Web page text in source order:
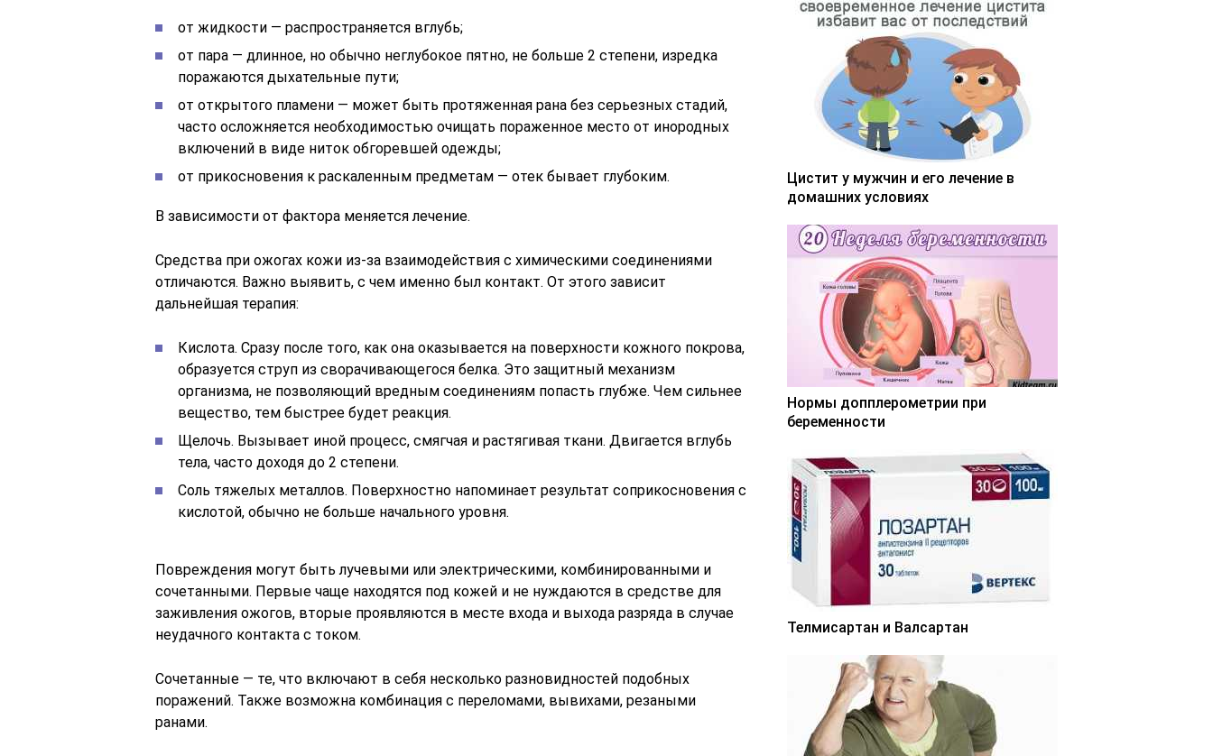
от жидкости — распространяется вглубь;
от пара — длинное, но обычно неглубокое пятно, не больше 2 степени, изредка
поражаются дыхательные пути;
от открытого пламени — может быть протяженная рана без серьезных стадий,
часто осложняется необходимостью очищать пораженное место от инородных
включений в виде ниток обгоревшей одежды;
от прикосновения к раскаленным предметам — отек бывает глубоким.
В зависимости от фактора меняется лечение.
Средства при ожогах кожи из-за взаимодействия с химическими соединениями
отличаются. Важно выявить, с чем именно был контакт. От этого зависит
дальнейшая терапия:
Кислота. Сразу после того, как она оказывается на поверхности кожного покрова,
образуется струп из сворачивающегося белка. Это защитный механизм
организма, не позволяющий вредным соединениям попасть глубже. Чем сильнее
вещество, тем быстрее будет реакция.
Щелочь. Вызывает иной процесс, смягчая и растягивая ткани. Двигается вглубь
тела, часто доходя до 2 степени.
Соль тяжелых металлов. Поверхностно напоминает результат соприкосновения с
кислотой, обычно не больше начального уровня.
Повреждения могут быть лучевыми или электрическими, комбинированными и
сочетанными. Первые чаще находятся под кожей и не нуждаются в средстве для
заживления ожогов, вторые проявляются в месте входа и выхода разряда в случае
неудачного контакта с током.
Сочетанные — те, что включают в себя несколько разновидностей подобных
поражений. Также возможна комбинация с переломами, вывихами, резаными
ранами.
Цистит у мужчин и его лечение в
домашних условиях
Нормы допплерометрии при
беременности
Телмисартан и Валсартан